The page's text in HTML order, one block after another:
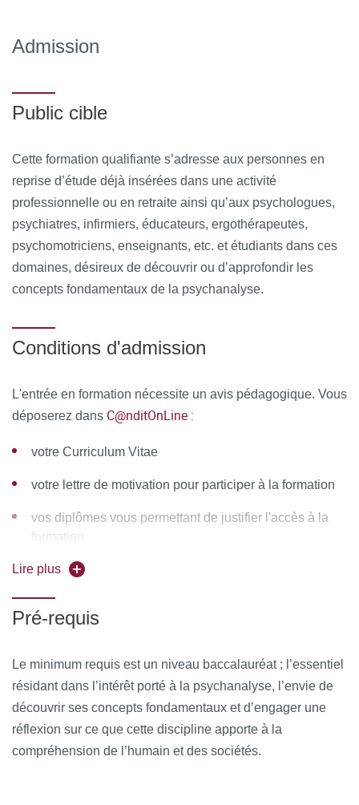
MOYENS PERMETTANT DE SUIVRE L’EXÉCUTION DE
Au cours de la formation, le stagiaire émarge une feuille de
présence par demi-journée de formation en présentiel et le
d’assiduité pour la formation en distanciel.
A l’issue de la formation, le stagiaire remplit un
questionnaire de satisfaction en ligne, à chaud. Celui-ci est
analysé et le bilan est remonté au conseil pédagogique de
la formation.
Admission
Public cible
Cette formation qualifiante s’adresse aux personnes en
reprise d’étude déjà insérées dans une activité
professionnelle ou en retraite ainsi qu’aux psychologues,
psychiatres, infirmiers, éducateurs, ergothérapeutes,
psychomotriciens, enseignants, etc. et étudiants dans ces
domaines, désireux de découvrir ou d’approfondir les
concepts fondamentaux de la psychanalyse.
Conditions d'admission
L'entrée en formation nécessite un avis pédagogique. Vous
déposerez dans C@nditOnLine :
votre Curriculum Vitae
votre lettre de motivation pour participer à la formation
vos diplômes vous permettant de justifier l'accès à la
formation
Lire plus
Pré-requis
Le minimum requis est un niveau baccalauréat ; l’essentiel
résidant dans l’intérêt porté à la psychanalyse, l’envie de
découvrir ses concepts fondamentaux et d’engager une
réflexion sur ce que cette discipline apporte à la
compréhension de l’humain et des sociétés.